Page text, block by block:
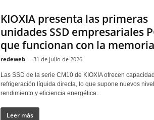
KIOXIA presenta las primeras
unidades SSD empresariales
que funcionan con la
redeweb - 31 de julio de 2026
Las SSD de la serie CM10 de KIOXIA ofrecen
refrigeración líquida directa, lo que supone nuevos
rendimiento y eficiencia energética...
Leer más